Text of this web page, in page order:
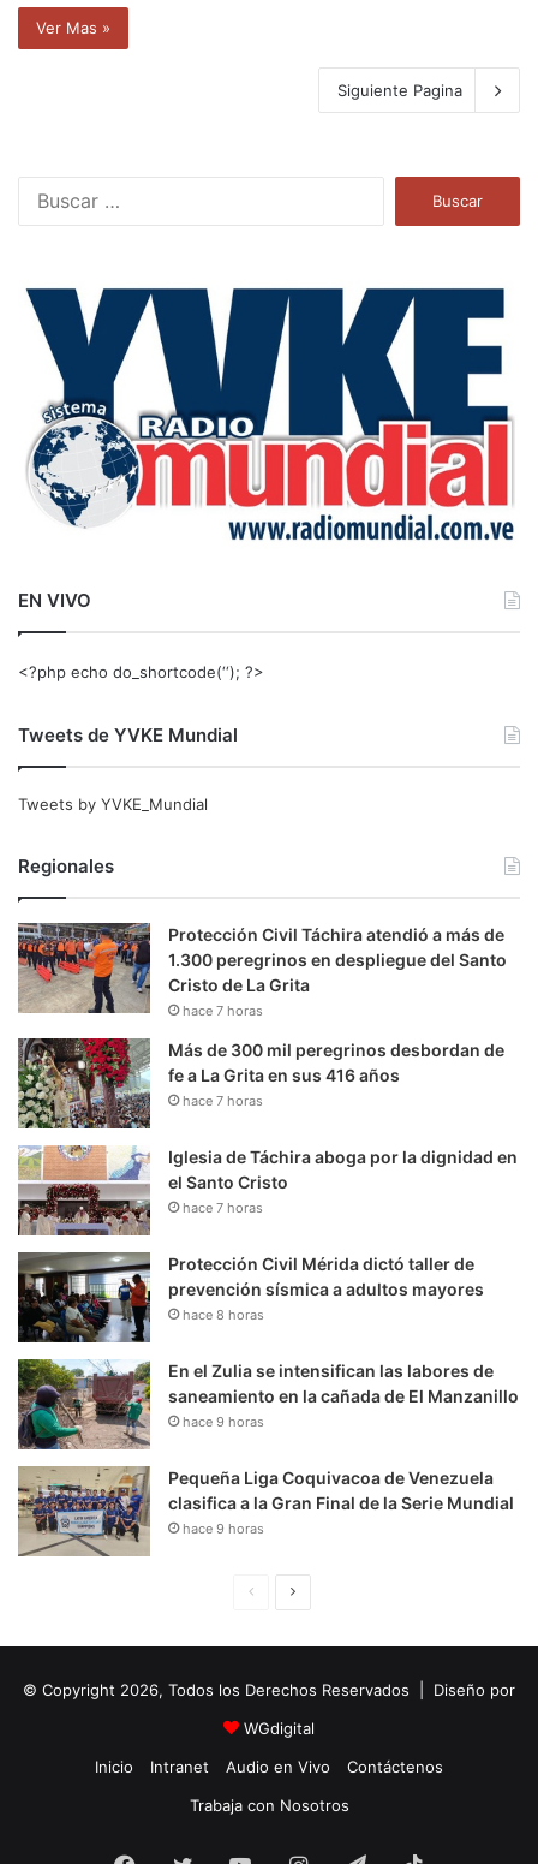
Ver Mas »
Siguiente Pagina
a
EN VIVO
<?php echo do_shortcode(‘‘); ?>
Tweets de YVKE Mundial
Tweets by YVKE_Mundial
Regionales
Protección Civil Táchira atendió a más de
1.300 peregrinos en despliegue del Santo
Cristo de La Grita
hace 7 horas
Más de 300 mil peregrinos desbordan de
fe a La Grita en sus 416 años
hace 7 horas
Iglesia de Táchira aboga por la dignidad en
el Santo Cristo
hace 7 horas
Protección Civil Mérida dictó taller de
prevención sísmica a adultos mayores
hace 8 horas
En el Zulia se intensifican las labores de
saneamiento en la cañada de El Manzanillo
hace 9 horas
Pequeña Liga Coquivacoa de Venezuela
clasifica a la Gran Final de la Serie Mundial
hace 9 horas
i
n
a
u
i
e
© Copyright 2026, Todos los Derechos Reservados | Diseño por
WGdigital
Inicio
Intranet Audio en Vivo
Contáctenos
Trabaja con Nosotros